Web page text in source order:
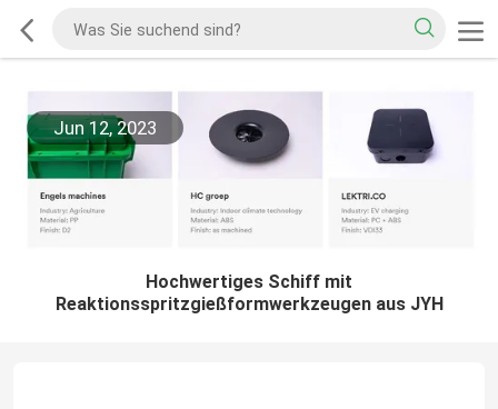
Jun 12, 2023
Hochwertiges Schiff mit
Reaktionsspritzgießformwerkzeugen aus JYH